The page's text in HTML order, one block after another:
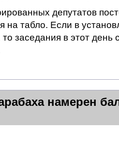
депутатов
на табло. Если в
заседания в этот день
намерен